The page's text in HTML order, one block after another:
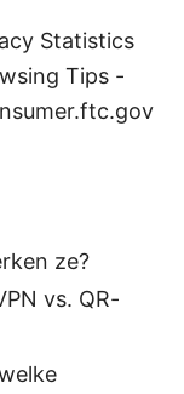
Statistics
Tips -
ze?
vs. QR-